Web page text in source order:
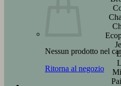
Nessun prodotto nel
Ritorna al negozio